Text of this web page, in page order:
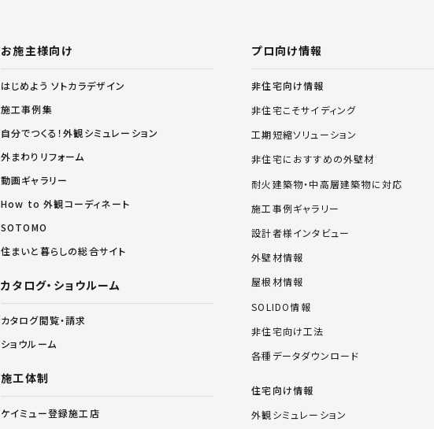
お施主様向け
はじめよう ソトカラデザイン
施工事例集
自分でつくる！外観シミュレーション
外まわりリフォーム
動画ギャラリー
How to 外観コーディネート
SOTOMO
住まいと暮らしの総合サイト
カタログ・ショウルーム
カタログ閲覧・請求
ショウルーム
施工体制
ケイミュー登録施工店
プロ向け情報
非住宅向け情報
非住宅こそサイディング
工期短縮ソリューション
非住宅におすすめの外壁材
耐火建築物・中高層建築物に対応
施工事例ギャラリー
設計者様インタビュー
外壁材情報
屋根材情報
SOLIDO情報
非住宅向け工法
各種データダウンロード
住宅向け情報
外観シミュレーション